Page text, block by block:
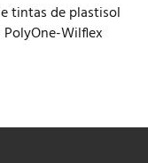
tintas de plastisol
Wilflex